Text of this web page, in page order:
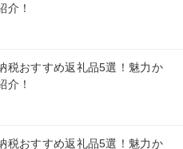
介！
税おすすめ返礼品5選！魅力か
介！
税おすすめ返礼品5選！魅力か